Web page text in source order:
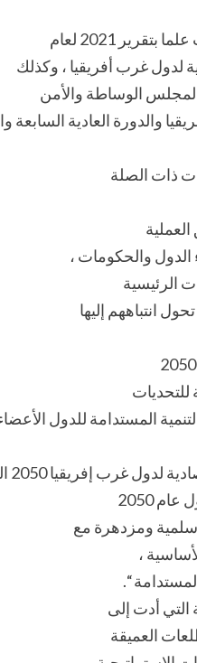
لدول غرب أفريقيا ، وكذلك
لمجلس الوساطة والأمن
والدورة العادية السابعة
الدول والحكومات ،
الرئيسية
انتباههم إليها
المستدامة للدول
2050 التي تهدف إلى تعزيزها
2050
ومزدهرة مع
،
“.
العميقة